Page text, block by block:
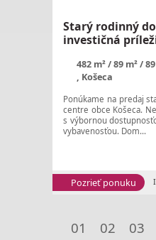
Starý rodinný
investičná
482 m² 89 m²
, Košeca
Ponúkame na predaj
centre obce Košeca.
s výbornou
vybavenosťou. Dom...
Pozrieť ponuku
01 02 03